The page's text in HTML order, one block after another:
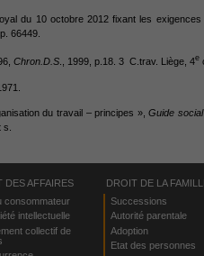
du 10 octobre 2012 fixant les
66449.
Chron.D.S ., 1999, p.18. 3 C.trav. Liège, 4e
du travail – principes », Guide
DES AFFAIRES
consommateur
intellectuelle
collectif de
DROIT DE LA
Successions
Autorité parentale
Adoption
Etat des personnes